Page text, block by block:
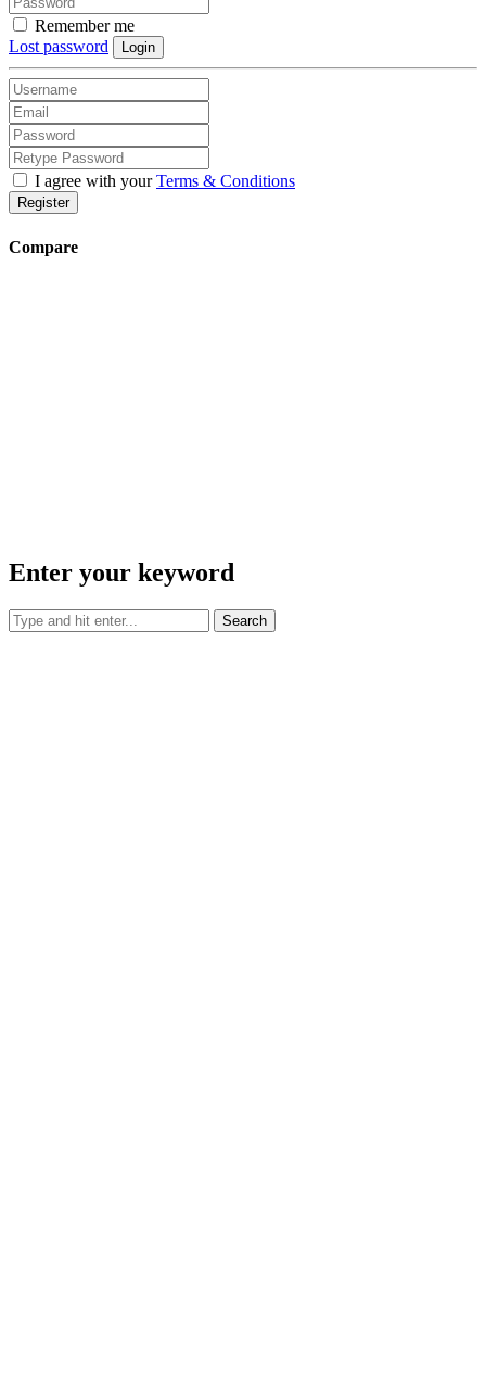
Remember me
Lost password
Login
I agree with yourTerms & Conditions
Register
Compare
Enter your keyword
Search